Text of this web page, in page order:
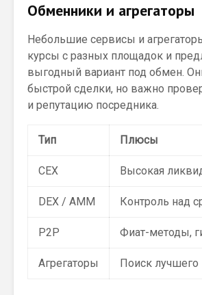
Обменники и агрегаторы
Небольшие сервисы и
курсы с разных площадок и
выгодный вариант под обмен.
быстрой сделки, но важно
и репутацию посредника.
Тип Плюсы
CEX Высокая
DEX / AMM Контроль над
P2P Фиат-методы,
Агрегаторы Поиск лучшего